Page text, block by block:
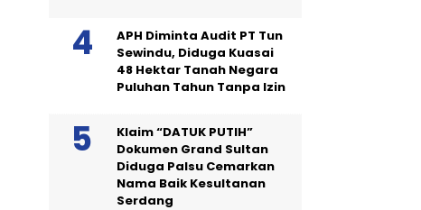
APH Diminta Audit PT Tun
Sewindu, Diduga Kuasai
48 Hektar Tanah Negara
Puluhan Tahun Tanpa Izin
Klaim “DATUK PUTIH”
Dokumen Grand Sultan
Diduga Palsu Cemarkan
Nama Baik Kesultanan
Serdang